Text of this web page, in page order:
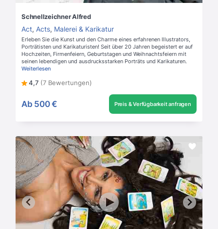
Schnellzeichner Alfred
Act, Acts, Malerei & Karikatur
Erleben Sie die Kunst und den Charme eines erfahrenen Illustrators,
Porträtisten und Karikaturisten! Seit über 20 Jahren begeistert er auf
Hochzeiten, Firmenfeiern, Geburtstagen und Weihnachtsfeiern mit
seinen lebendigen und ausdrucksstarken Porträts und Karikaturen.
Weiterlesen
4,7 (7 Bewertungen)
Ab 500 € Preis & Verfügbarkeit anfragen